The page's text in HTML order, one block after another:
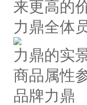
来更高的
力鼎全体
力鼎的实
商品属性
品牌力鼎